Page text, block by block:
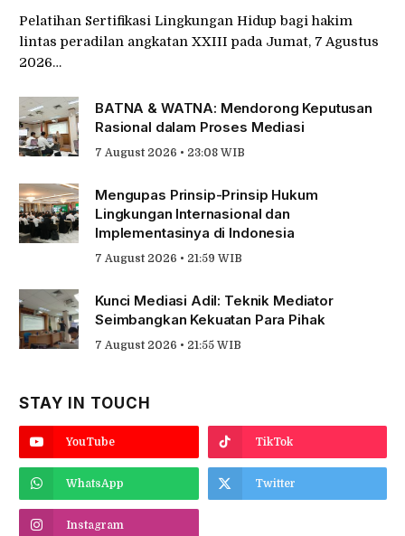
Pelatihan Sertifikasi Lingkungan Hidup bagi hakim
lintas peradilan angkatan XXIII pada Jumat, 7 Agustus
2026…
BATNA & WATNA: Mendorong Keputusan
Rasional dalam Proses Mediasi
7 August 2026 • 23:08 WIB
Mengupas Prinsip-Prinsip Hukum
Lingkungan Internasional dan
Implementasinya di Indonesia
7 August 2026 • 21:59 WIB
Kunci Mediasi Adil: Teknik Mediator
Seimbangkan Kekuatan Para Pihak
7 August 2026 • 21:55 WIB
STAY IN TOUCH
YouTube TikTok
WhatsApp Twitter
Instagram